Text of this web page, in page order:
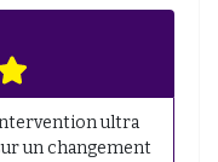
ultra
un changement